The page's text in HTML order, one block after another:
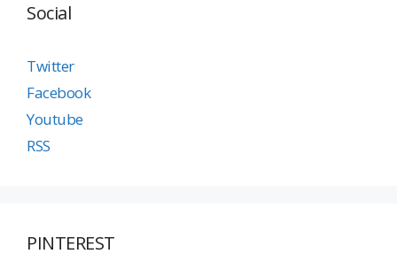
Social
Twitter
Facebook
Youtube
RSS
PINTEREST